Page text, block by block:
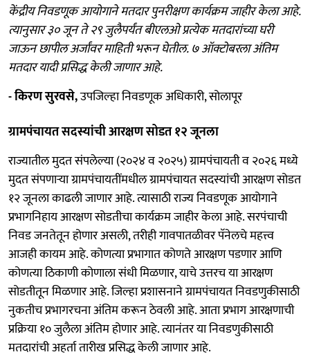
केंद्रीय निवडणूक आयोगाने मतदार पुनरीक्षण कार्यक्रम जाहीर केला आहे.
त्यानुसार ३० जून ते २९ जुलैपर्यंत बीएलओ प्रत्येक मतदारांच्या घरी
जाऊन छापील अर्जांवर माहिती भरून घेतील. ७ ऑक्टोबरला अंतिम
मतदार यादी प्रसिद्ध केली जाणार आहे.
- किरण सुरवसे,उपजिल्हा निवडणूक अधिकारी, सोलापूर
ग्रामपंचायत सदस्यांची आरक्षण सोडत १२ जूनला
राज्यातील मुदत संपलेल्या (२०२४ व २०२५) ग्रामपंचायती व २०२६ मध्ये
मुदत संपणाऱ्या ग्रामपंचायतींमधील ग्रामपंचायत सदस्यांची आरक्षण सोडत
१२ जूनला काढली जाणार आहे. त्यासाठी राज्य निवडणूक आयोगाने
प्रभागनिहाय आरक्षण सोडतीचा कार्यक्रम जाहीर केला आहे. सरपंचाची
निवड जनतेतून होणार असली, तरीही गावपातळीवर पॅनेलचे महत्त्व
आजही कायम आहे. कोणत्या प्रभागात कोणते आरक्षण पडणार आणि
कोणत्या ठिकाणी कोणाला संधी मिळणार, याचे उत्तरच या आरक्षण
सोडतीतून मिळणार आहे. जिल्हा प्रशासनाने ग्रामपंचायत निवडणुकीसाठी
नुकतीच प्रभागरचना अंतिम करून ठेवली आहे. आता प्रभाग आरक्षणाची
प्रक्रिया १० जुलैला अंतिम होणार आहे. त्यानंतर या निवडणुकीसाठी
मतदारांची अहर्ता तारीख प्रसिद्ध केली जाणार आहे.